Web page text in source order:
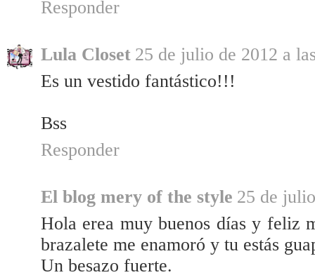
Responder
Lula Closet 25 de julio de 2012 a
Es un vestido fantástico!!!
Bss
Responder
El blog mery of the style 25 de
Hola erea muy buenos días y feliz
brazalete me enamoró y tu estás
Un besazo fuerte.